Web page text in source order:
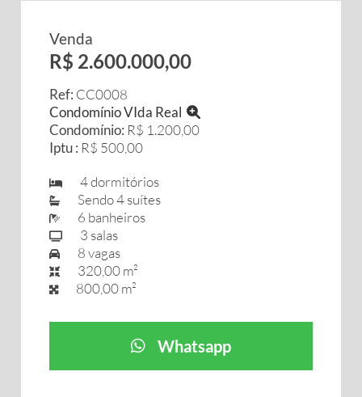
Venda
R$ 2.600.000,00
Ref: CC0008
Condomínio VIda Real
Condomínio: R$ 1.200,00
Iptu : R$ 500,00
4 dormitórios
Sendo 4 suítes
6 banheiros
3 salas
8 vagas
320,00 m²
800,00 m²
Whatsapp